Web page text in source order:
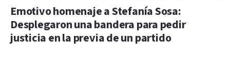
Emotivo homenaje a Stefanía Sosa:
Desplegaron una bandera para pedir
justicia en la previa de un partido